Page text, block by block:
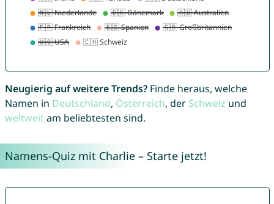
Neugierig auf weitere Trends?Finde heraus, welche
Namen in Deutschland, Österreich, der Schweiz und
weltweitam beliebtesten sind.
Namens-Quiz mit Charlie – Starte jetzt!